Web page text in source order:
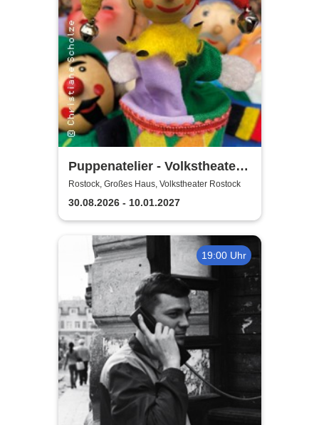
Puppenatelier - Volkstheater
Rostock
Rostock, Großes Haus, Volkstheater Rostock
30.08.2026 - 10.01.2027
19:00 Uhr